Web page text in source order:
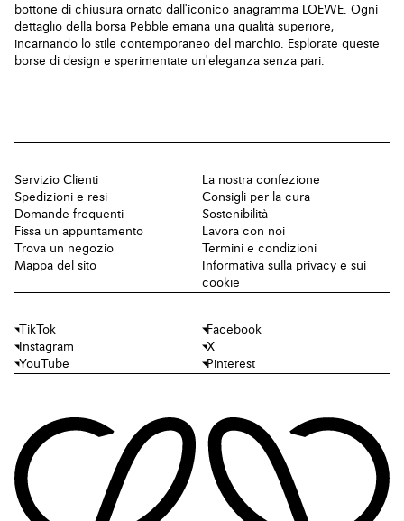
bottone di chiusura ornato dall'iconico anagramma LOEWE. Ogni
dettaglio della borsa Pebble emana una qualità superiore,
incarnando lo stile contemporaneo del marchio. Esplorate queste
borse di design e sperimentate un'eleganza senza pari.
Servizio Clienti
Spedizioni e resi
Domande frequenti
Fissa un appuntamento
Trova un negozio
Mappa del sito
La nostra confezione
Consigli per la cura
Sostenibilità
Lavora con noi
Termini e condizioni
Informativa sulla privacy e sui
cookie
TikTok
Facebook
Instagram
X
YouTube
Pinterest